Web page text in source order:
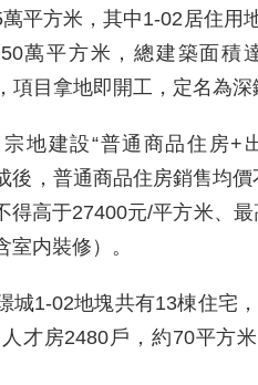
平方米，其中1-02居住用
萬平方米，總建築面積
項目拿地即開工，定名為深
地建設“普通商品住房+
後，普通商品住房銷售均
得高于27400元/平方米、
室内裝修）。
城1-02地塊共有13棟住宅
才房2480戶，約70平方